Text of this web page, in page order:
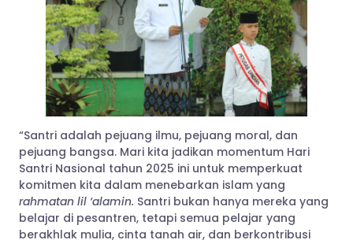
“Santri adalah pejuang ilmu, pejuang moral, dan
pejuang bangsa. Mari kita jadikan momentum Hari
Santri Nasional tahun 2025 ini untuk memperkuat
komitmen kita dalam menebarkan islam yang
rahmatan lil ‘alamin. Santri bukan hanya mereka yang
belajar di pesantren, tetapi semua pelajar yang
berakhlak mulia, cinta tanah air, dan berkontribusi